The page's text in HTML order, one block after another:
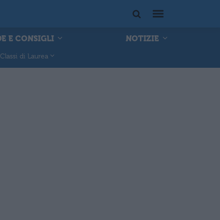
E CONSIGLI
NOTIZIE
Classi di Laurea